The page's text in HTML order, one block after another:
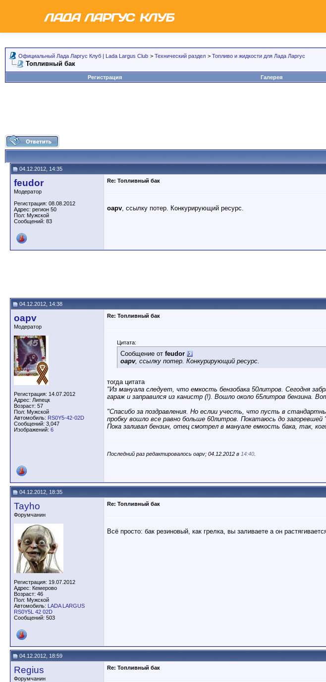
Официальный Лада Ларгус Клуб | Lada Largus Club > Технический раздел > Топливо и жидкости для Лада Ларгус
Топливный бак
Регистрация
Галерея
04.12.2012, 14:35
feudor
Модератор
Регистрация: 08.08.2012
Адрес: регион 50
Пол: Мужской
Сообщений: 83
Re: Топливный бак
oapv, ссылку потер. Конкурирующий ресурс.
04.12.2012, 14:38
oapv
Модератор
Регистрация: 14.07.2012
Адрес: Липецк
Возраст: 57
Пол: Мужской
Автомобиль: RS0Y5-42-02D
Сообщений: 3,047
Изображений: 6
Re: Топливный бак
Цитата:
Сообщение от feudor
oapv, ссылку потер. Конкурирующий ресурс.
тогда цитата
"Из мануала следует, что емкость бензобака 50литров. Сегодня
гараж и заправился из канистр (!). Вошло около 65литров бензина.
"Спасибо за поздравления. Но еслии учесть, что пусть в
пробку вошло все равно больше 60литров. Покатаюсь до
Пока заливал бензин, отец смотрел в мануале емкость бака, так,
Последний раз редактировалось oapv; 04.12.2012 в 14:40
04.12.2012, 18:35
Tayho
Форумчанин
Регистрация: 19.07.2012
Адрес: Кемерово
Возраст: 46
Пол: Мужской
Автомобиль: LADA LARGUS
RS0Y5L 42 02D
Сообщений: 503
Re: Топливный бак
Всё просто: бак резиновый, как грелка, вы заливаете а он
04.12.2012, 18:59
Regius
Форумчанин
Re: Топливный бак